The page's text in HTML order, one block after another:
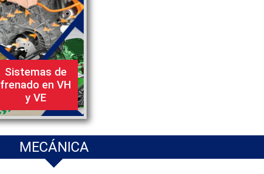
Sistemas de
frenado en VH
y VE
MECÁNICA